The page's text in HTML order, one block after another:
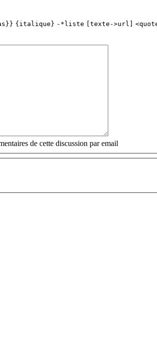
{italique} -*liste [texte->url]
de cette discussion par email